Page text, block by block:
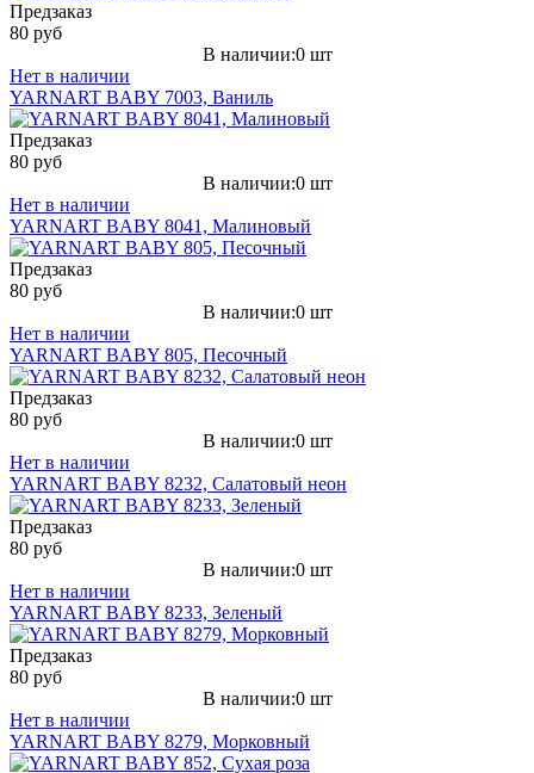
Предзаказ
80 руб
В наличии:0 шт
Нет в наличии
YARNART BABY 7003, Ваниль
Предзаказ
80 руб
В наличии:0 шт
Нет в наличии
YARNART BABY 8041, Малиновый
Предзаказ
80 руб
В наличии:0 шт
Нет в наличии
YARNART BABY 805, Песочный
Предзаказ
80 руб
В наличии:0 шт
Нет в наличии
YARNART BABY 8232, Салатовый неон
Предзаказ
80 руб
В наличии:0 шт
Нет в наличии
YARNART BABY 8233, Зеленый
Предзаказ
80 руб
В наличии:0 шт
Нет в наличии
YARNART BABY 8279, Морковный